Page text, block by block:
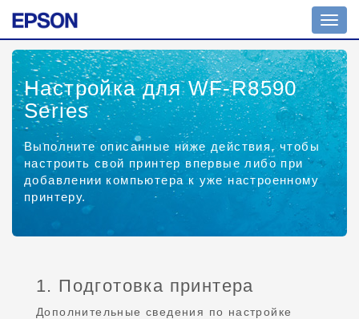
Настройка для WF-R8590
Series
Выполните описанные ниже действия, чтобы
настроить свой принтер впервые либо при
добавлении компьютера к уже настроенному
принтеру.
1. Подготовка принтера
Дополнительные сведения по настройке